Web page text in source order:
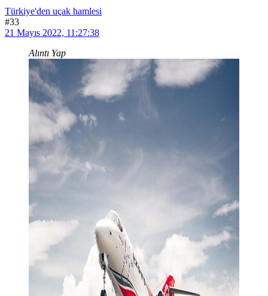
Türkiye'den uçak hamlesi
#33
21 Mayıs 2022, 11:27:38
Alıntı Yap